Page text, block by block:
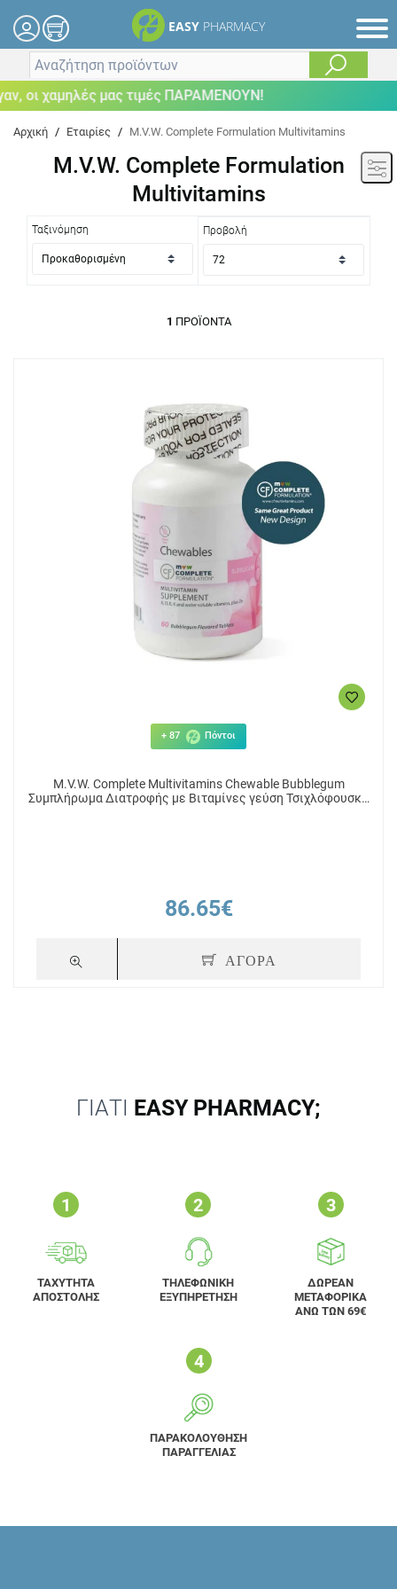
EASY PHARMACY
οι χαμηλές μας τιμές ΠΑΡΑΜΕΝΟΥΝ!
Αρχική / Εταιρίες / M.V.W. Complete Formulation Multivitamins
M.V.W. Complete Formulation
Multivitamins
Ταξινόμηση Προβολή
1 ΠΡΟΪΌΝΤΑ
+ 87 Πόντοι
M.V.W. Complete Μultivitamins Chewable Bubblegum
Συμπλήρωμα Διατροφής με Βιταμίνες γεύση Τσιχλόφουσκα
86.65€
ΑΓΟΡΑ
ΓΙΑΤΙ EASY PHARMACY;
ΤΑΧΥΤΗΤΑ
ΑΠΟΣΤΟΛΗΣ
ΤΗΛΕΦΩΝΙΚΗ
ΕΞΥΠΗΡΕΤΗΣΗ
ΔΩΡΕΑΝ
ΜΕΤΑΦΟΡΙΚΑ
ΑΝΩ ΤΩΝ 69€
ΠΑΡΑΚΟΛΟΥΘΗΣΗ
ΠΑΡΑΓΓΕΛΙΑΣ